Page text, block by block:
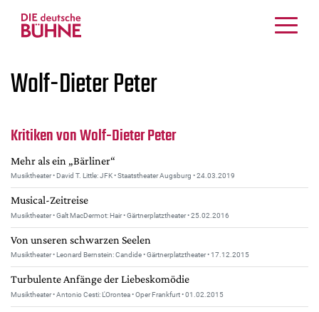
Schauspiel
Crossover
Bühnenwelt
Festivals & Veranstaltungen
Menschen & Theater
Themen
Internationales
Nachrufe
Medientipps
Wolf-Dieter Peter
Kritiken von Wolf-Dieter Peter
Mehr als ein „Bärliner“
Musiktheater • David T. Little: JFK • Staatstheater Augsburg • 24.03.2019
Musical-Zeitreise
Musiktheater • Galt MacDermot: Hair • Gärtnerplatztheater • 25.02.2016
Von unseren schwarzen Seelen
Musiktheater • Leonard Bernstein: Candide • Gärtnerplatztheater • 17.12.2015
Turbulente Anfänge der Liebeskomödie
Musiktheater • Antonio Cesti: L'Orontea • Oper Frankfurt • 01.02.2015